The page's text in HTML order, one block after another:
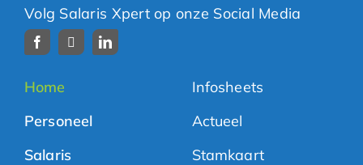
Volg Salaris Xpert op onze Social Media
Home
Personeel
Salaris
Infosheets
Actueel
Stamkaart